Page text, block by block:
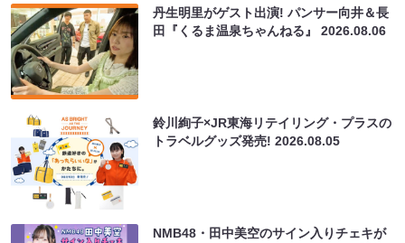
丹生明里がゲスト出演! パンサー向井＆長
田『くるま温泉ちゃんねる』2026.08.06
鈴川絢子×JR東海リテイリング・プラスの
トラベルグッズ発売!2026.08.05
NMB48・田中美空のサイン入りチェキが